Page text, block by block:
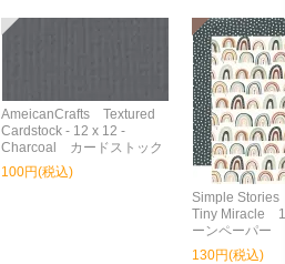
AmeicanCrafts Textured
Cardstock - 12 x 12 -
Charcoal カードストック
100円(税込)
Simple
Tiny Miracle
ーンペーパー
130円(税込)